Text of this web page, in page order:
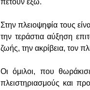
πετούν έξω.
Στην πλειοψηφία τους
την τεράστια αύξηση
ζωής, την ακρίβεια, τον
Οι όμιλοι, που
πλειστηριασμούς και